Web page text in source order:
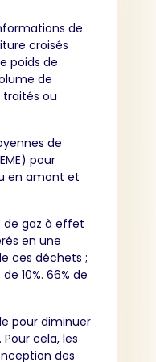
de
croisés
poids de
de
ou
de
pour
en amont et
de gaz à effet
en une
ces déchets ;
10%. 66% de
pour diminuer
cela, les
des